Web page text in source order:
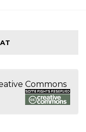
Commons